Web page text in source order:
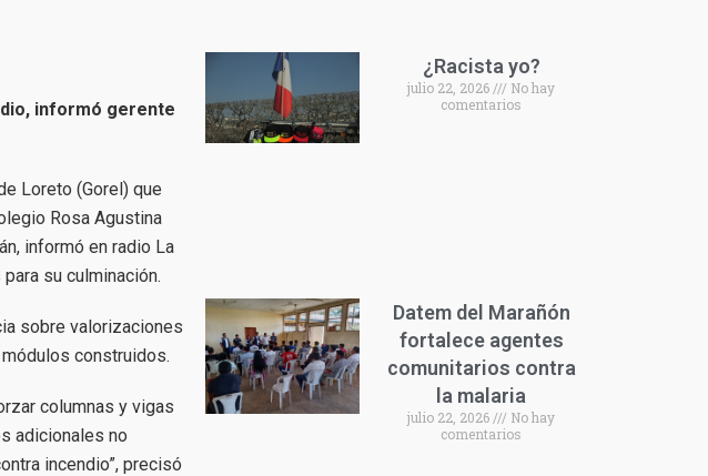
informó gerente
Loreto (Gorel) que
Rosa Agustina
informó en radio La
su culminación.
sobre valorizaciones
construidos.
columnas y vigas
adicionales no
incendio”, precisó
¿Racista yo?
julio 22, 2026
No hay
comentarios
Datem del Marañón
fortalece agentes
comunitarios contra
la malaria
julio 22, 2026
No hay
comentarios